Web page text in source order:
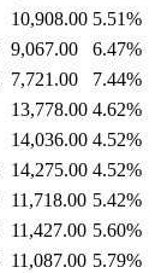
10,908.00 5.51%
9,067.00 6.47%
7,721.00 7.44%
13,778.00 4.62%
14,036.00 4.52%
14,275.00 4.52%
11,718.00 5.42%
11,427.00 5.60%
11,087.00 5.79%